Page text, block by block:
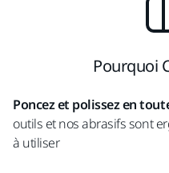
Pourquoi
Poncez et polissez en
outils et nos abrasifs sont
à utiliser